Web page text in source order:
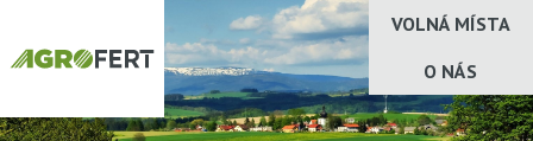
VOLNÁ MÍSTA
O NÁS